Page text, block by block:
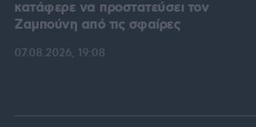
κατάφερε να προστατεύσει τον
Ζαμπούνη από τις σφαίρες
07.08.2026, 19:08